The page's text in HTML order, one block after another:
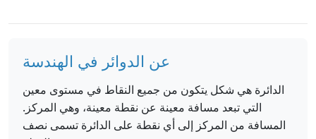
عن الدوائر في الهندسة
الدائرة هي شكل يتكون من جميع النقاط في مستوى معين
التي تبعد مسافة معينة عن نقطة معينة، وهي المركز.
المسافة من المركز إلى أي نقطة على الدائرة تسمى نصف